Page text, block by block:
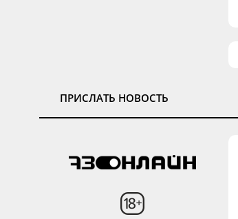
ПРИСЛАТЬ НОВОСТЬ